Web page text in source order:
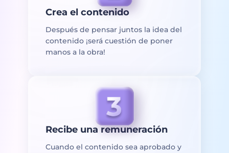
Crea el contenido
Después de pensar juntos la idea del
contenido ¡será cuestión de poner
manos a la obra!
Recibe una remuneración
Cuando el contenido sea aprobado y